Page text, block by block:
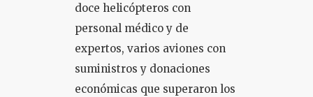
doce helicópteros con
personal médico y de
expertos, varios aviones con
suministros y donaciones
económicas que superaron los